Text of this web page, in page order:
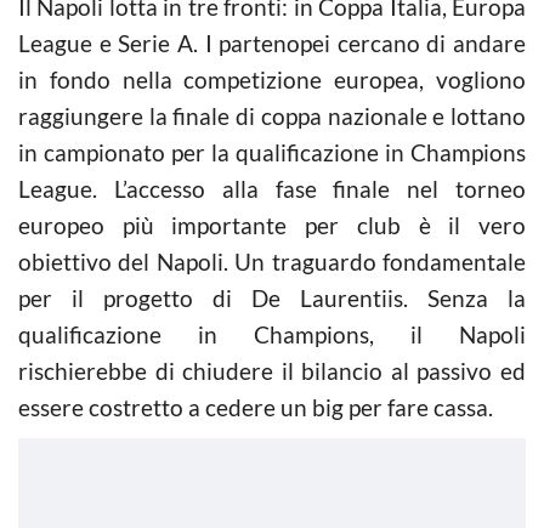
Il Napoli lotta in tre fronti: in Coppa Italia, Europa
League e Serie A. I partenopei cercano di andare
in fondo nella competizione europea, vogliono
raggiungere la finale di coppa nazionale e lottano
in campionato per la qualificazione in Champions
League. L’accesso alla fase finale nel torneo
europeo più importante per club è il vero
obiettivo del Napoli. Un traguardo fondamentale
per il progetto di De Laurentiis. Senza la
qualificazione in Champions, il Napoli
rischierebbe di chiudere il bilancio al passivo ed
essere costretto a cedere un big per fare cassa.